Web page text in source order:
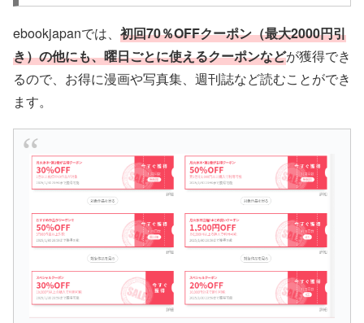
ebookjapanでは、 初回70％OFFクーポン（最大2000円引
き）の他にも、曜日ごとに使えるクーポンなどが獲得でき
るので、お得に漫画や写真集、週刊誌など読むことができ
ます。